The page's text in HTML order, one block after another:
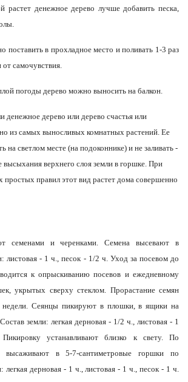
растет денежное дерево лучше добавить песка,
поставить в прохладное место и поливать 1-3 раз
самочувствия.
погоды дерево можно выносить на балкон.
денежное дерево или дерево счастья или
из самых выносливых комнатных растений. Ее
на светлом месте (на подоконнике) и не заливать -
высыхания верхнего слоя земли в горшке. При
простых правил этот вид растет дома совершенно
семенами и черенками. Семена высевают в
листовая - 1 ч., песок - 1/2 ч. Уход за посевом до
к опрыскиванию посевов и ежедневному
укрытых сверху стеклом. Прорастание семян
недели. Сеянцы пикируют в плошки, в ящики на
земли: легкая дерновая - 1/2 ч., листовая - 1
устанавливают близко к свету. По
высаживают в 5-7-сантиметровые горшки по
легкая дерновая - 1 ч., листовая - 1 ч., песок - 1 ч.